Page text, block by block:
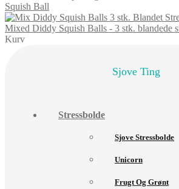
Squish Ball
Mixed Diddy Squish Balls - 3 stk. blandede
Kurv
Sjove Ting
Stressbolde
Sjove Stressbolde
Unicorn
Frugt Og Grønt